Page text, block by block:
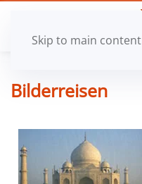
Skip to main content
Bilderreisen